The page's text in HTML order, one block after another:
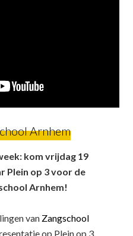
Arnhem
kom vrijdag 19
Plein op 3 voor de
Arnhem!
van Zangschool
op Plein op 3.